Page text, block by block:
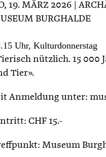
, 19. MÄRZ 2026 |
BURGHALDE
Uhr, Kulturdonnerstag
nützlich. 15 000
Tier».
Anmeldung unter:
CHF 15.-
Museum